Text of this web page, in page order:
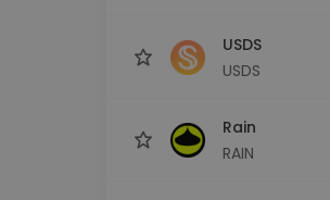
USDS
USDS
Rain
RAIN